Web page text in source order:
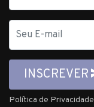
mail
INSCREVER
Política de Privacidade